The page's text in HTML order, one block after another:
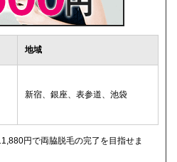
地域
新宿、銀座、表参道、池袋
円で両脇脱毛の完了を目指せま